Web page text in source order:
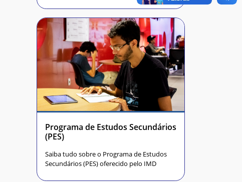
Programa de Estudos Secundários
(PES)
Saiba tudo sobre o Programa de Estudos
Secundários (PES) oferecido pelo IMD